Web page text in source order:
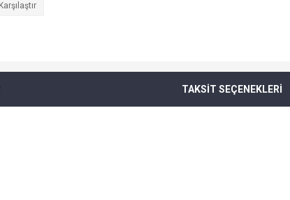
Karşılaştır
TAKSİT SEÇENEKLERİ